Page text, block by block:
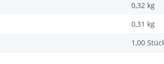
0,32 kg
0,31 kg
1,00